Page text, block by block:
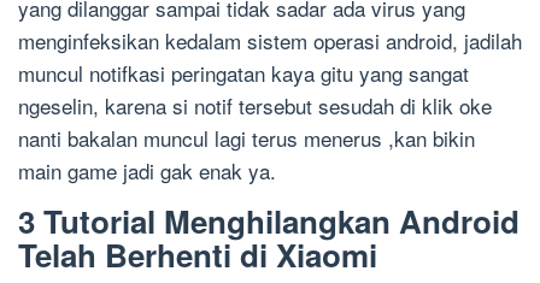
yang dilanggar sampai tidak sadar ada virus yang
menginfeksikan kedalam sistem operasi android, jadilah
muncul notifkasi peringatan kaya gitu yang sangat
ngeselin, karena si notif tersebut sesudah di klik oke
nanti bakalan muncul lagi terus menerus ,kan bikin
main game jadi gak enak ya.
3 Tutorial Menghilangkan Android
Telah Berhenti di Xiaomi